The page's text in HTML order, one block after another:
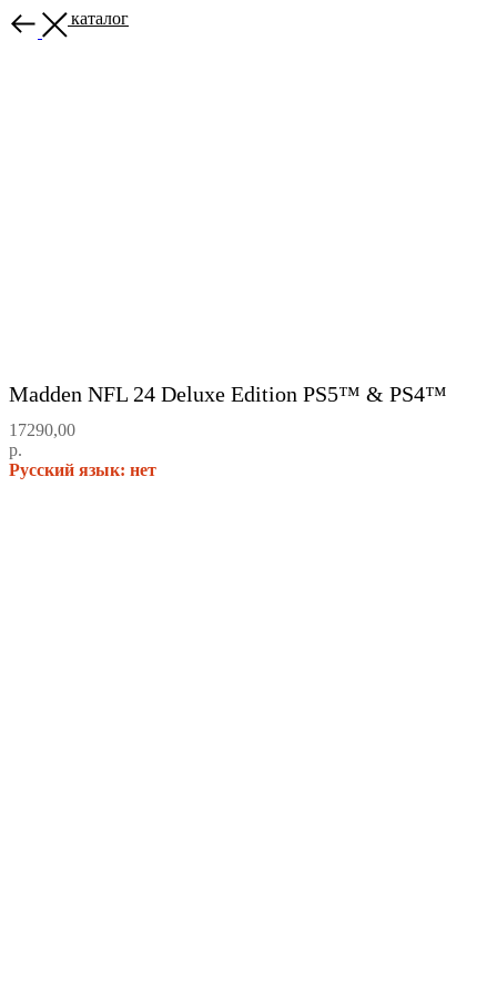
Назад в каталог
Madden NFL 24 Deluxe Edition PS5™ & PS4™
17290,00
р.
Русский язык: нет